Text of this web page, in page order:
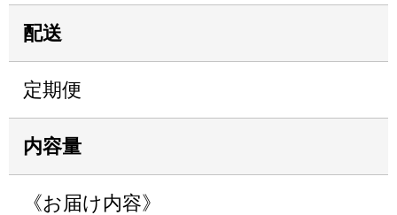
配送
定期便
内容量
《お届け内容》